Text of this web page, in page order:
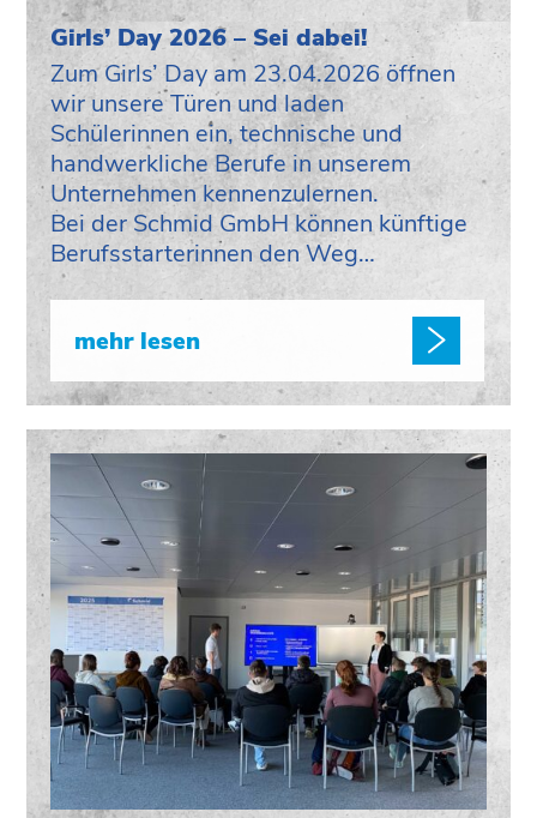
Girls’ Day 2026 – Sei dabei!
Zum Girls’ Day am 23.04.2026 öffnen
wir unsere Türen und laden
Schülerinnen ein, technische und
handwerkliche Berufe in unserem
Unternehmen kennenzulernen.
Bei der Schmid GmbH können künftige
Berufsstarterinnen den Weg…
mehr lesen